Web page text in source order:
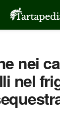
nei
nel